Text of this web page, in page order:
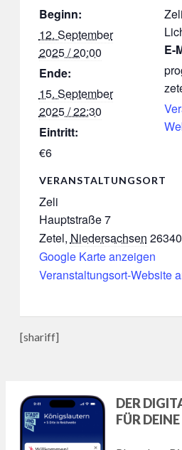
Beginn:
12. September
2025 / 20:00
Ende:
15. September
2025 / 22:30
Eintritt:
€6
VERANSTALTUNGSORT
Zeli
Hauptstraße 7
Zetel, Niedersachsen 26340
Google Karte anzeigen
Veranstaltungsort-Website
E-
[shariff]
DER
FÜR